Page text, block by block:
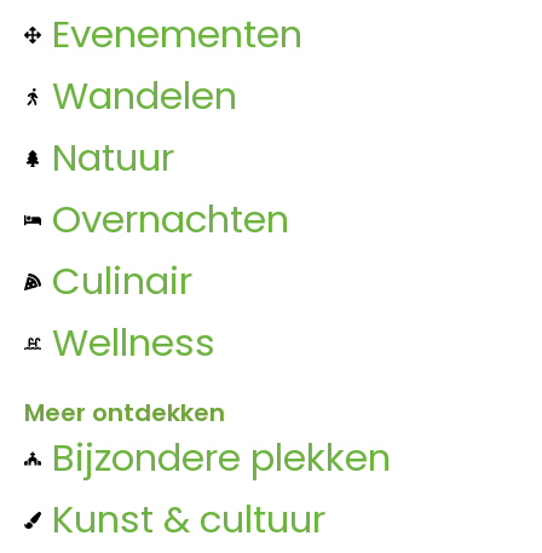
Evenementen
Wandelen
Natuur
Overnachten
Culinair
Wellness
Meer ontdekken
Bijzondere plekken
Kunst & cultuur